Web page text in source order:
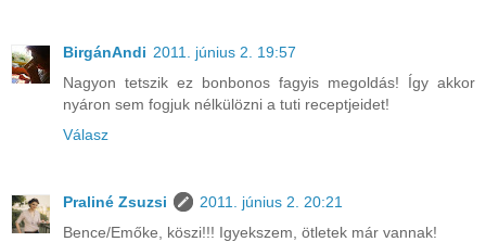
BirgánAndi 2011. június 2. 19:57
Nagyon tetszik ez bonbonos fagyis megoldás! Így akkor
nyáron sem fogjuk nélkülözni a tuti receptjeidet!
Válasz
Praliné Zsuzsi
2011. június 2. 20:21
Bence/Emőke, köszi!!! Igyekszem, ötletek már vannak!